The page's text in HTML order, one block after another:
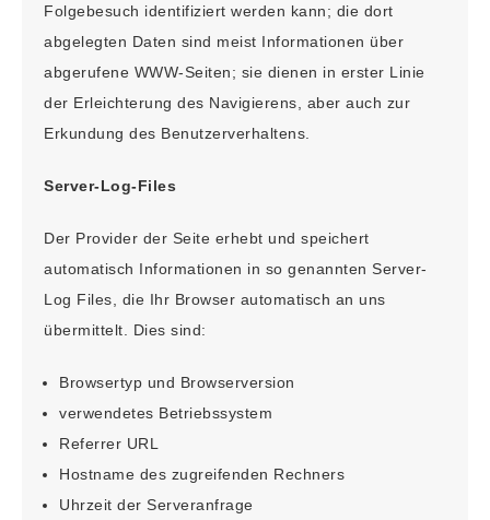
Folgebesuch identifiziert werden kann; die dort
abgelegten Daten sind meist Informationen über
abgerufene WWW-Seiten; sie dienen in erster Linie
der Erleichterung des Navigierens, aber auch zur
Erkundung des Benutzerverhaltens.
Server-Log-Files
Der Provider der Seite erhebt und speichert
automatisch Informationen in so genannten Server-
Log Files, die Ihr Browser automatisch an uns
übermittelt. Dies sind:
Browsertyp und Browserversion
verwendetes Betriebssystem
Referrer URL
Hostname des zugreifenden Rechners
Uhrzeit der Serveranfrage